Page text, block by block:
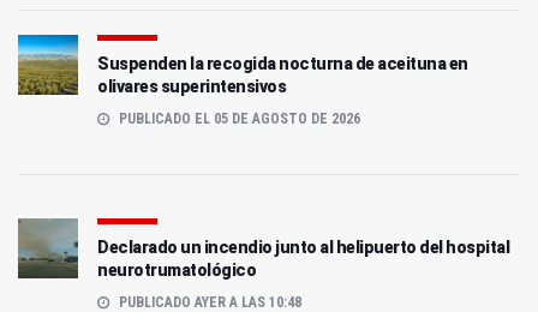
Suspenden la recogida nocturna de aceituna en
olivares superintensivos
PUBLICADO EL 05 DE AGOSTO DE 2026
Declarado un incendio junto al helipuerto del hospital
neurotrumatológico
PUBLICADO AYER A LAS 10:48